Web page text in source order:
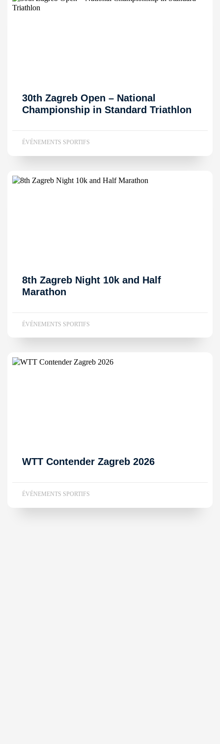
30th Zagreb Open – National
Championship in Standard Triathlon
ÉVÉNEMENTS SPORTIFS
8th Zagreb Night 10k and Half
Marathon
ÉVÉNEMENTS SPORTIFS
WTT Contender Zagreb 2026
ÉVÉNEMENTS SPORTIFS